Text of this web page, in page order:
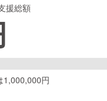
援総額
1,000,000円